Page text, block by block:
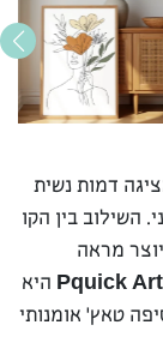
דמות נשית
השילוב בין הקו
מראה
Pquick Art היא
טאץ’ אומנותי